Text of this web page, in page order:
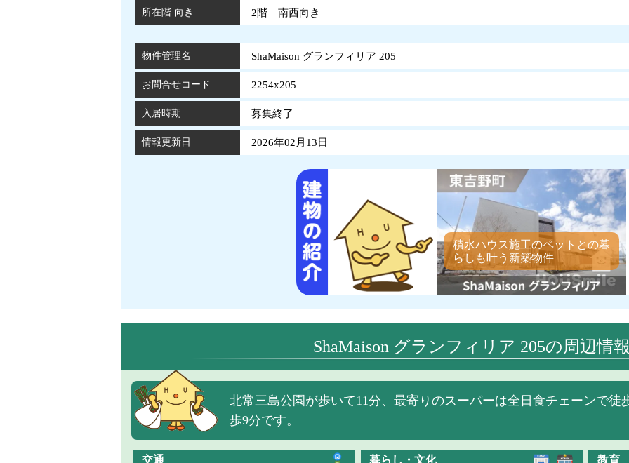
所在階 向き 2階 南西向き
物件管理名 ShaMaison グランフィリア 205
お問合せコード 2254x205
入居時期 募集終了
情報更新日 2026年02月13日
積水ハウス施工のペットとの暮
らしも叶う新築物件
ShaMaison グランフィリア 205の周辺情
北常三島公園が歩いて11分、最寄りのスーパーは全日食チェーンで徒
歩9分です。
交通 暮らし・文化 教育